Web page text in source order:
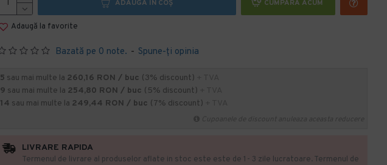
Bazată pe 0 note. - Spune-ţi opinia
ADAUGĂ ÎN COŞ CUMPARA ACUM
Adaugă la favorite
5 sau mai multe la 260,16 RON / buc (3% discount)
9 sau mai multe la 254,80 RON / buc (5% discount)
14 sau mai multe la 249,44 RON / buc (7% discount)
LIVRARE RAPIDA
Termenul de livrare al produselor aflate in stoc este este de 1- 3 zile lucratoare. Termenul de